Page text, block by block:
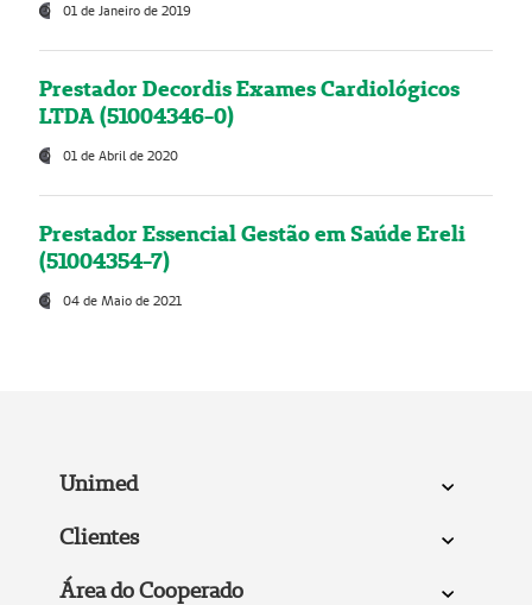
01 de Janeiro de 2019
Prestador Decordis Exames Cardiológicos
LTDA (51004346-0)
01 de Abril de 2020
Prestador Essencial Gestão em Saúde Ereli
(51004354-7)
04 de Maio de 2021
Unimed
Clientes
Área do Cooperado